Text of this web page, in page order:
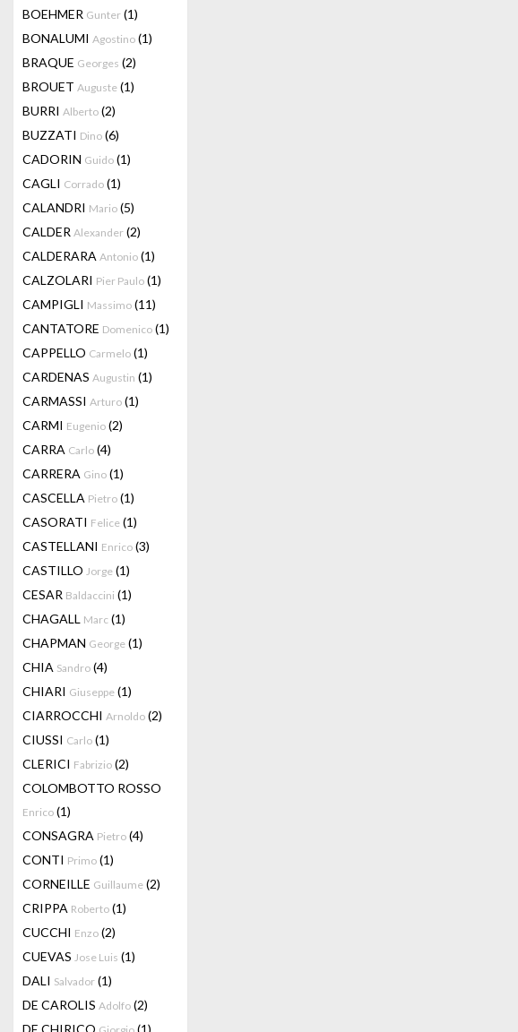
BOEHMER Gunter (1)
BONALUMI Agostino (1)
BRAQUE Georges (2)
BROUET Auguste (1)
BURRI Alberto (2)
BUZZATI Dino (6)
CADORIN Guido (1)
CAGLI Corrado (1)
CALANDRI Mario (5)
CALDER Alexander (2)
CALDERARA Antonio (1)
CALZOLARI Pier Paulo (1)
CAMPIGLI Massimo (11)
CANTATORE Domenico (1)
CAPPELLO Carmelo (1)
CARDENAS Augustin (1)
CARMASSI Arturo (1)
CARMI Eugenio (2)
CARRA Carlo (4)
CARRERA Gino (1)
CASCELLA Pietro (1)
CASORATI Felice (1)
CASTELLANI Enrico (3)
CASTILLO Jorge (1)
CESAR Baldaccini (1)
CHAGALL Marc (1)
CHAPMAN George (1)
CHIA Sandro (4)
CHIARI Giuseppe (1)
CIARROCCHI Arnoldo (2)
CIUSSI Carlo (1)
CLERICI Fabrizio (2)
COLOMBOTTO ROSSO
Enrico (1)
CONSAGRA Pietro (4)
CONTI Primo (1)
CORNEILLE Guillaume (2)
CRIPPA Roberto (1)
CUCCHI Enzo (2)
CUEVAS Jose Luis (1)
DALI Salvador (1)
DE CAROLIS Adolfo (2)
DE CHIRICO
(1)